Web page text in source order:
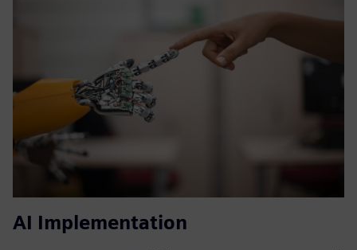
4i Insights Hub Service
Siemens Advanta タの4Iアプローチ（ニーズの特定、イン
スピレーション、アイデアの生成、実装）は、クライアン
トがシーメンスのIoTプラットフォームに基づいて、迅速
かつ目的のある方法でIoTジャーニーを設定するのに役立
ちます。